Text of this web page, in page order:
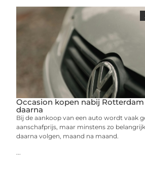
Occasion kopen nabij
daarna
Bij de aankoop van een auto wordt vaak
aanschafprijs, maar minstens zo
daarna volgen, maand na maand.